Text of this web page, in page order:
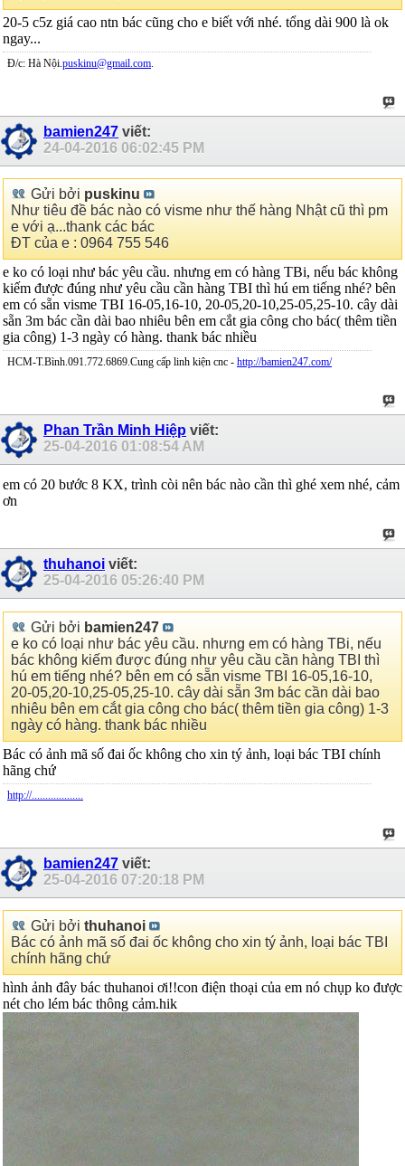
20-5 c5z giá cao ntn bác cũng cho e biết với nhé. tổng dài 900 là ok
ngay...
Đ/c: Hà Nội.puskinu@gmail.com.
bamien247 viết:
24-04-2016 06:02:45 PM
Gửi bởi puskinu
Như tiêu đề bác nào có visme như thế hàng Nhật cũ thì pm
e với ạ...thank các bác
ĐT của e : 0964 755 546
e ko có loại như bác yêu cầu. nhưng em có hàng TBi, nếu bác không
kiếm được đúng như yêu cầu cần hàng TBI thì hú em tiếng nhé? bên
em có sẵn visme TBI 16-05,16-10, 20-05,20-10,25-05,25-10. cây dài
sẵn 3m bác cần dài bao nhiêu bên em cắt gia công cho bác( thêm tiền
gia công) 1-3 ngày có hàng. thank bác nhiều
HCM-T.Bình.091.772.6869.Cung cấp linh kiện cnc - http://bamien247.com/
Phan Trần Minh Hiệp viết:
25-04-2016 01:08:54 AM
em có 20 bước 8 KX, trình còi nên bác nào cần thì ghé xem nhé, cảm
ơn
thuhanoi viết:
25-04-2016 05:26:40 PM
Gửi bởi bamien247
e ko có loại như bác yêu cầu. nhưng em có hàng TBi, nếu
bác không kiếm được đúng như yêu cầu cần hàng TBI thì
hú em tiếng nhé? bên em có sẵn visme TBI 16-05,16-10,
20-05,20-10,25-05,25-10. cây dài sẵn 3m bác cần dài bao
nhiêu bên em cắt gia công cho bác( thêm tiền gia công) 1-3
ngày có hàng. thank bác nhiều
Bác có ảnh mã số đai ốc không cho xin tý ảnh, loại bác TBI chính
hãng chứ
http://...................
bamien247 viết:
25-04-2016 07:20:18 PM
Gửi bởi thuhanoi
Bác có ảnh mã số đai ốc không cho xin tý ảnh, loại bác TBI
chính hãng chứ
hình ảnh đây bác thuhanoi ơi!!con điện thoại của em nó chụp ko được
nét cho lém bác thông cảm.hik